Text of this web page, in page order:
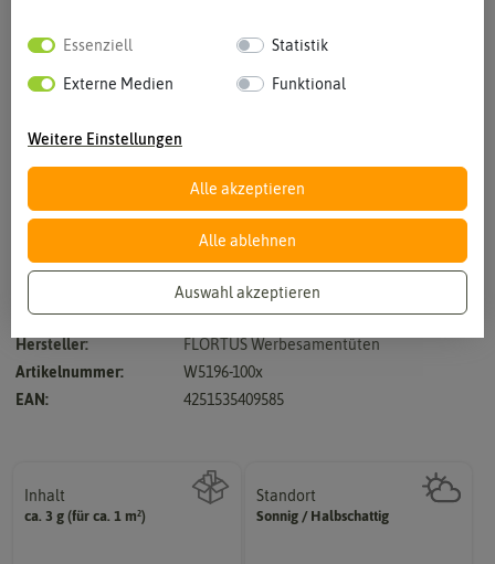
Vergrößern durch berühren
Wichtige Nahrungsquelle für Bienen und Schmetterlinge
Hersteller:
FLORTUS Werbesamentüten
Artikelnummer:
W5196-100x
EAN:
4251535409585
Inhalt
ca. 3 g (für ca. 1 m²)
Wie viel ist enthalten
Standort
Sonnig / Halbschattig
Pflanze? (schattig, halbschattig,
sonnig, vollsonnig)
Essenziell Statistik
Externe Medien Funktional
Weitere Einstellungen
Alle akzeptieren
Alle ablehnen
Auswahl akzeptieren